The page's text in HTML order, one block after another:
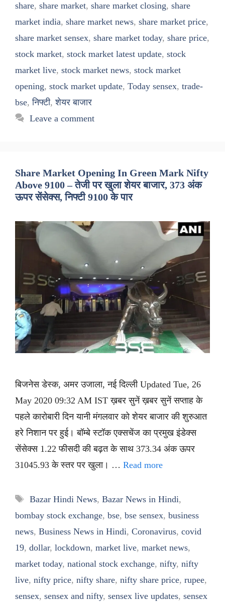
share, share market, share market closing, share
market india, share market news, share market price,
share market sensex, share market today, share price,
stock market, stock market latest update, stock
market live, stock market news, stock market
opening, stock market update, Today sensex, trade-
bse,निफ्टी,शेयर बाजार
Leave a comment
Share Market Opening In Green Mark Nifty
Above 9100 – तेजी पर खुला शेयर बाजार, 373 अंक
ऊपर सेंसेक्स, निफ्टी 9100 के पार
बिजनेस डेस्क, अमर उजाला, नई दिल्ली Updated Tue, 26
May 2020 09:32 AM IST ख़बर सुनें ख़बर सुनें सप्ताह के
पहले कारोबारी दिन यानी मंगलवार को शेयर बाजार की शुरुआत
हरे निशान पर हुई। बॉम्बे स्टॉक एक्सचेंज का प्रमुख इंडेक्स
सेंसेक्स 1.22 फीसदी की बढ़त के साथ 373.34 अंक ऊपर
31045.93 के स्तर पर खुला। … Read more
Tags
Bazar Hindi News, Bazar News in Hindi,
bombay stock exchange, bse, bse sensex, business
news, Business News in Hindi, Coronavirus, covid
19, dollar, lockdown, market live, market news,
market today, national stock exchange, nifty, nifty
live, nifty price, nifty share, nifty share price, rupee,
sensex, sensex and nifty, sensex live updates, sensex